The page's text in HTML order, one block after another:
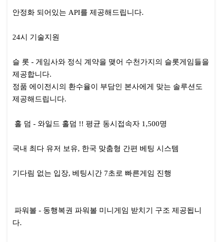
안정화 되어있는 API를 제공해드립니다.
24시 기술지원
슬 롯 - 게임사와 정식 계약을 맺어 수천가지의 슬롯게임들을
제공합니다.
정품 에이전시의 환수율이 부담인 본사에게 맞는 솔루션도
제공해드립니다.
홀 덤 - 와일드 홀덤 !! 평균 동시접속자 1,500명
국내 최다 유저 보유, 한국 맞춤형 간편 베팅 시스템
기다림 없는 입장, 베팅시간 7초로 빠른게임 진행
파워볼 - 동행복권 파워볼 미니게임 받치기 구조 제공됩니
다.